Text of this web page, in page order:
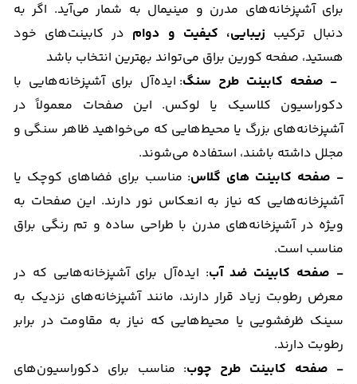
برای آشپزخانه‌های مدرن و مینیمال به شمار می‌آید. اگر به
دنبال ترکیب زیبایی، کیفیت و دوام در کابینت‌های خود
هستید، صفحه کورین براق می‌تواند بهترین انتخاب باشد
- صفحه کابینت طرح سنگ: ایده‌آل برای آشپزخانه‌هایی با
دکوراسیون کلاسیک یا لوکس. این صفحات معمولاً در
آشپزخانه‌های بزرگ یا محیط‌هایی که می‌خواهید ظاهر سنگی و
مجلل داشته باشند، استفاده می‌شوند.
- صفحه کابینت های گلاس: مناسب برای فضاهای کوچک یا
آشپزخانه‌هایی که نیاز به انعکاس نور دارند. این صفحات به
ویژه در آشپزخانه‌های مدرن با طراحی ساده و تم رنگی براق
مناسب است.
- صفحه کابینت ضد آب: ایده‌آل برای آشپزخانه‌هایی که در
معرض رطوبت زیاد قرار دارند، مانند آشپزخانه‌های نزدیک به
سینک ظرفشویی یا محیط‌هایی که نیاز به مقاومت در برابر
رطوبت دارند.
- صفحه کابینت طرح چوب: مناسب برای دکوراسیون‌های